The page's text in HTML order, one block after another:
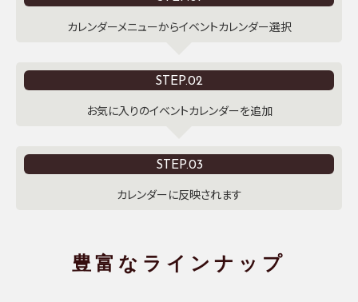
カレンダーメニューからイベントカレンダー選択
STEP.02
お気に入りのイベントカレンダーを追加
STEP.03
カレンダーに反映されます
豊富なラインナップ